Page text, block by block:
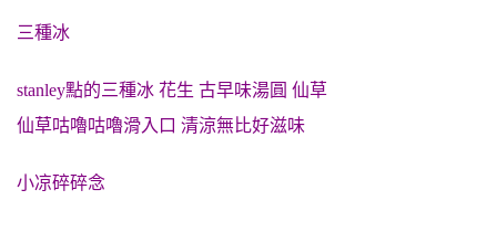
三種冰
stanley點的三種冰 花生 古早味湯圓 仙草
仙草咕嚕咕嚕滑入口 清涼無比好滋味
小凉碎碎念